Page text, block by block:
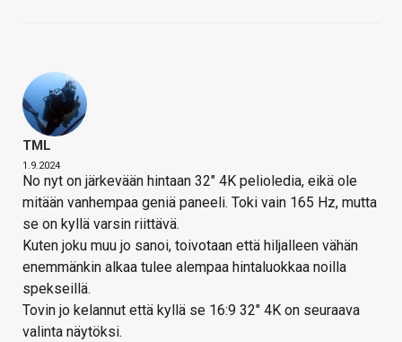
TML
1.9.2024
No nyt on järkevään hintaan 32" 4K pelioledia, eikä ole
mitään vanhempaa geniä paneeli. Toki vain 165 Hz, mutta
se on kyllä varsin riittävä.
Kuten joku muu jo sanoi, toivotaan että hiljalleen vähän
enemmänkin alkaa tulee alempaa hintaluokkaa noilla
spekseillä.
Tovin jo kelannut että kyllä se 16:9 32" 4K on seuraava
valinta näytöksi.